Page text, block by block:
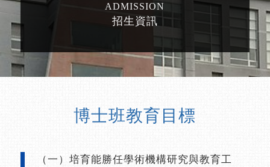
ADMISSION
招生資訊
博士班教育目標
（一）培育能勝任學術機構研究與教育工